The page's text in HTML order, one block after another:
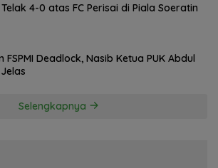
Telak 4-0 atas FC Perisai di Piala Soeratin
FSPMI Deadlock, Nasib Ketua PUK Abdul
Selengkapnya